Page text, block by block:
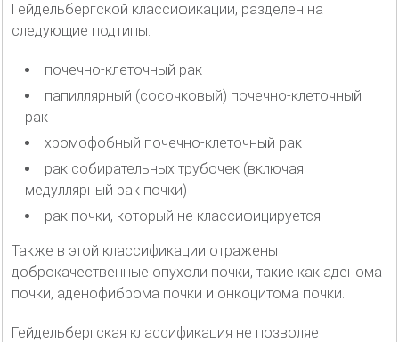
Гейдельбергской классификации, разделен на
следующие подтипы:
почечно-клеточный рак
папиллярный (сосочковый) почечно-клеточный
рак
хромофобный почечно-клеточный рак
рак собирательных трубочек (включая
медуллярный рак почки)
рак почки, который не классифицируется.
Также в этой классификации отражены
доброкачественные опухоли почки, такие как аденома
почки, аденофиброма почки и онкоцитома почки.
Гейдельбергская классификация не позволяет